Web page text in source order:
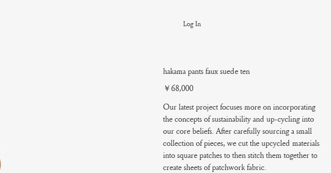
Log In
hakama pants faux suede ten
Price
￥68,000
Our latest project focuses more on incorporating
the concepts of sustainability and up-cycling into
our core beliefs. After carefully sourcing a small
collection of pieces, we cut the upcycled materials
into square patches to then stitch them together to
create sheets of patchwork fabric.